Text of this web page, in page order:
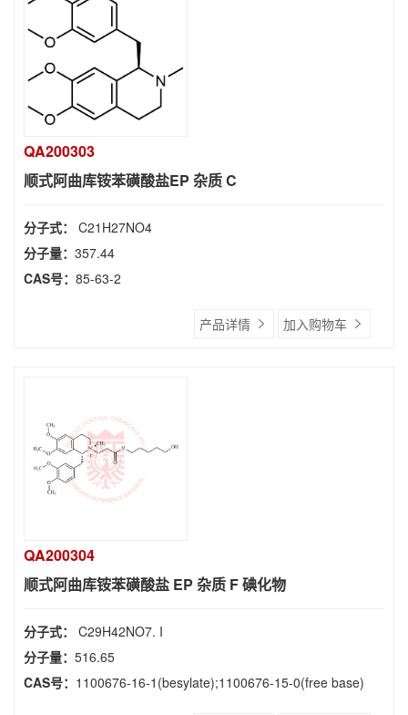
QA200303
顺式阿曲库铵苯磺酸盐EP 杂质 C
分子式： C21H27NO4
分子量： 357.44
CAS号： 85-63-2
产品详情 加入购物车
QA200304
顺式阿曲库铵苯磺酸盐 EP 杂质 F 碘化物
分子式： C29H42NO7. I
分子量： 516.65
CAS号： 1100676-16-1(besylate);1100676-15-0(free base)